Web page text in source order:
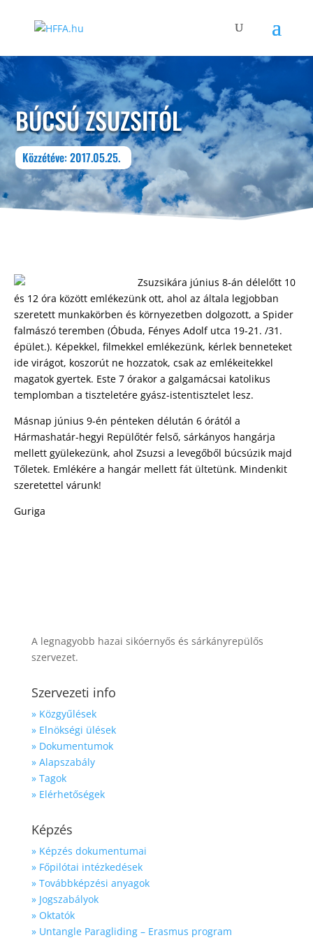
BÚCSÚ ZSUZSITÓL
Közzétéve: 2017.05.25.
Zsuzsikára június 8-án délelőtt 10
és 12 óra között emlékezünk ott, ahol az általa legjobban
szeretett munkakörben és környezetben dolgozott, a Spider
falmászó teremben (Óbuda, Fényes Adolf utca 19-21. /31.
épület.). Képekkel, filmekkel emlékezünk, kérlek benneteket
ide virágot, koszorút ne hozzatok, csak az emlékeitekkel
magatok gyertek. Este 7 órakor a galgamácsai katolikus
templomban a tiszteletére gyász-istentisztelet lesz.
Másnap június 9-én pénteken délután 6 órától a
Hármashatár-hegyi Repülőtér felső, sárkányos hangárja
mellett gyülekezünk, ahol Zsuzsi a levegőből búcsúzik majd
Tőletek. Emlékére a hangár mellett fát ültetünk. Mindenkit
szeretettel várunk!
Guriga
A legnagyobb hazai sikóernyős és sárkányrepülős
szervezet.
Szervezeti info
» Közgyűlések
» Elnökségi ülések
» Dokumentumok
» Alapszabály
» Tagok
» Elérhetőségek
Képzés
» Képzés dokumentumai
» Főpilótai intézkedések
» Továbbképzési anyagok
» Jogszabályok
» Oktatók
» Untangle Paragliding – Erasmus program